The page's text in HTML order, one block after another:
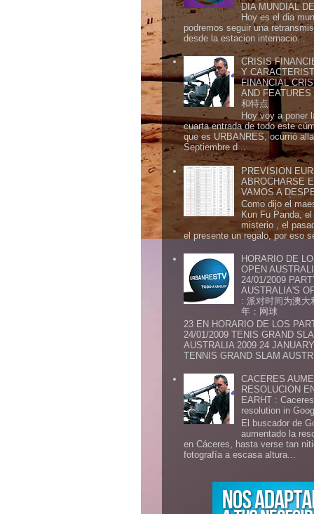
DIA MUNDIAL
Hoy es el dia
podremos seguir una
desde la estacion internacio...
CRISIS
Y
FINANCIAL
AND
和特点
Hoy voy a poner
cuarta entrada de todo este
que es URBANRES, ocurrió
Septiembre d...
PREVISION
ABROCHARSE
VAMOS A
Como dijo el
Kun Fu Panda,
misterio , el
el presente un regalo, por eso
HORARIO DE
OPEN
24/01/2009
AUSTRALIA'S
: 派对时间为澳大
年：网球
23 EN HORARIO DE LOS
24/01/2009 TENIS GRAND
AUSTRALIA 2009 24
TENNIS GRAND SLAM
CACERES
RESOLUCION
EARHT :
resolution in
El buscador de
aumentado la
en Cáceres, hasta verse tan
fotografía a escasa altura...